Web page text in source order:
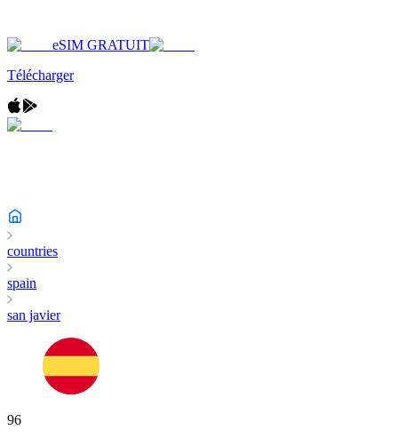
eSIM GRATUIT
Télécharger
countries
spain
san javier
96